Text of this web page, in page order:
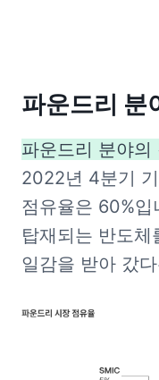
파운드리 분
2022년 4분기
점유율은 60%입
탑재되는 반도체
일감을 받아 갔